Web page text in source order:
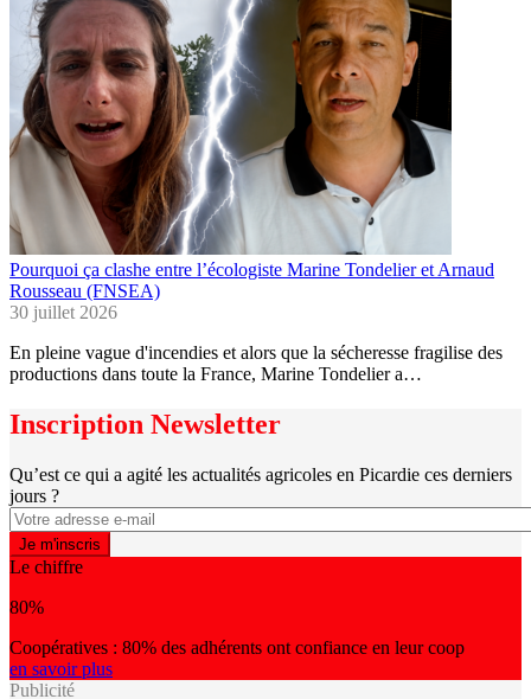
Pourquoi ça clashe entre l’écologiste Marine Tondelier et Arnaud
Rousseau (FNSEA)
30 juillet 2026
En pleine vague d'incendies et alors que la sécheresse fragilise des
productions dans toute la France, Marine Tondelier a…
Inscription Newsletter
Qu’est ce qui a agité les actualités agricoles en Picardie ces derniers
jours ?
Le chiffre
80%
Coopératives : 80% des adhérents ont confiance en leur coop
en savoir plus
Publicité